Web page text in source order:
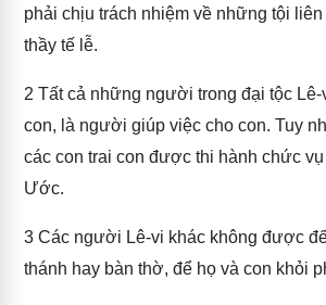
phải chịu trách nhiệm về những tội
thầy tế lễ.
2 Tất cả những người trong đại tộc Lê-
con, là người giúp việc cho con. Tuy
các con trai con được thi hành chức
Ước.
3 Các người Lê-vi khác không được
thánh hay bàn thờ, để họ và con khỏi